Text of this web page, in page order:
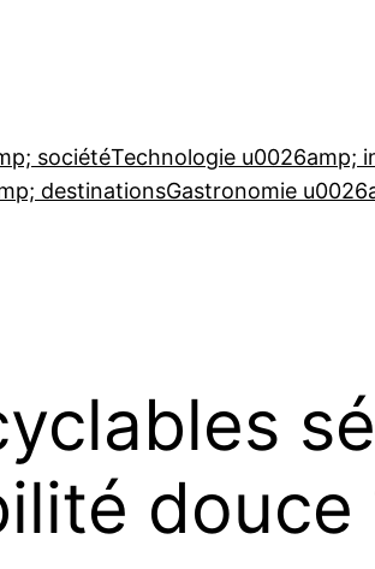
sociétéTechnologie u0026amp;
destinationsGastronomie
douce